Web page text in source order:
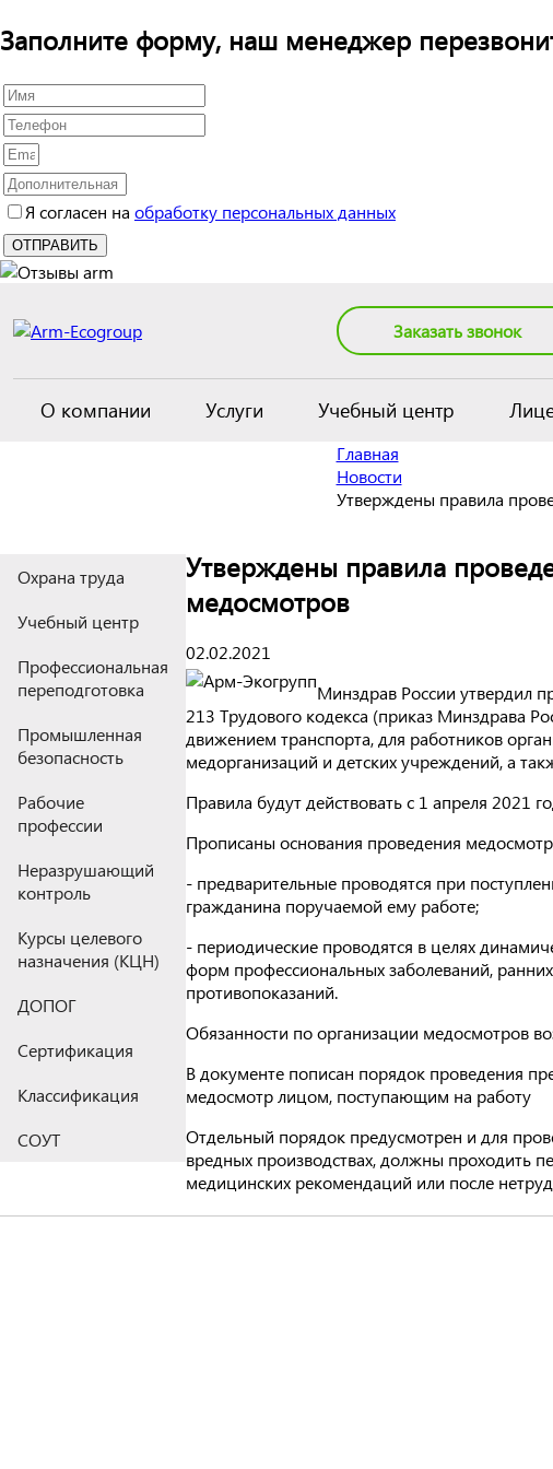
Заполните форму, наш менеджер
Я согласен на обработку персональных данных
Заказать звонок
О компании Услуги Учебный центр
Главная
Новости
Утверждены правила
Охрана труда
Учебный центр
Профессиональная
переподготовка
Промышленная
безопасность
Рабочие
профессии
Неразрушающий
контроль
Курсы целевого
назначения (КЦН)
ДОПОГ
Сертификация
Классификация
СОУТ
Утверждены правила
медосмотров
02.02.2021
Минздрав России утвердил
213 Трудового кодекса (приказ Минздрава
движением транспорта, для работников
медорганизаций и детских учреждений, а
Правила будут действовать с 1 апреля 2021
Прописаны основания проведения
- предварительные проводятся при
гражданина поручаемой ему работе;
- периодические проводятся в целях
форм профессиональных заболеваний,
противопоказаний.
Обязанности по организации медосмотров
В документе пописан порядок проведения
медосмотр лицом, поступающим на работу
Отдельный порядок предусмотрен и для
вредных производствах, должны проходить
медицинских рекомендаций или после